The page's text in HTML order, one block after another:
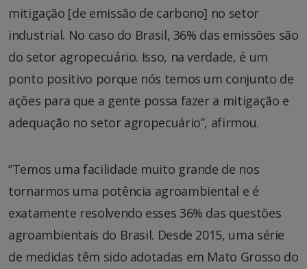
mitigação [de emissão de carbono] no setor
industrial. No caso do Brasil, 36% das emissões são
do setor agropecuário. Isso, na verdade, é um
ponto positivo porque nós temos um conjunto de
ações para que a gente possa fazer a mitigação e
adequação no setor agropecuário”, afirmou.
“Temos uma facilidade muito grande de nos
tornarmos uma potência agroambiental e é
exatamente resolvendo esses 36% das questões
agroambientais do Brasil. Desde 2015, uma série
de medidas têm sido adotadas em Mato Grosso do